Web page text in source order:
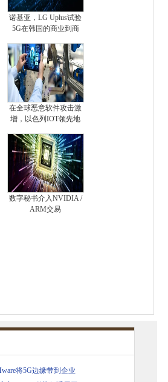
诺基亚，LG Uplus试验
5G在韩国的商业到商
在全球恶意软件攻击激
增，以色列IOT领先地
数字秘书介入NVIDIA /
ARM交易
将5G边缘带到企业